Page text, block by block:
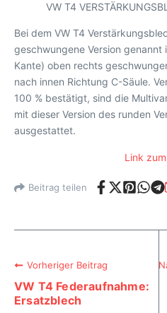
VW T4
Bei dem VW T4
geschwungene Version
Kante) oben rechts
nach innen Richtung C-Säule.
100 % bestätigt, sind die
mit dieser Version des runden
ausgestattet.
Link
Beitrag teilen
Vorheriger Beitrag
VW T4 Federaufnahme:
Ersatzblech